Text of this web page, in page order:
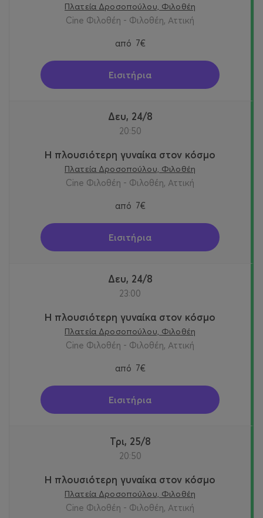
Πλατεία Δροσοπούλου, Φιλοθέη
Cine Φιλοθέη - Φιλοθέη, Αττική
από 7€
Εισιτήρια
Δευ, 24/8
20:50
Η πλουσιότερη γυναίκα στον κόσμο
Πλατεία Δροσοπούλου, Φιλοθέη
Cine Φιλοθέη - Φιλοθέη, Αττική
από 7€
Εισιτήρια
Δευ, 24/8
23:00
Η πλουσιότερη γυναίκα στον κόσμο
Πλατεία Δροσοπούλου, Φιλοθέη
Cine Φιλοθέη - Φιλοθέη, Αττική
από 7€
Εισιτήρια
Τρι, 25/8
20:50
Η πλουσιότερη γυναίκα στον κόσμο
Πλατεία Δροσοπούλου, Φιλοθέη
Cine Φιλοθέη - Φιλοθέη, Αττική